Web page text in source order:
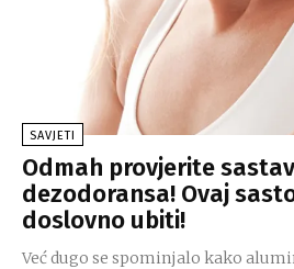
SAVJETI
Odmah provjerite
dezodoransa! Ovaj
doslovno ubiti!
Već dugo se spominjalo kako